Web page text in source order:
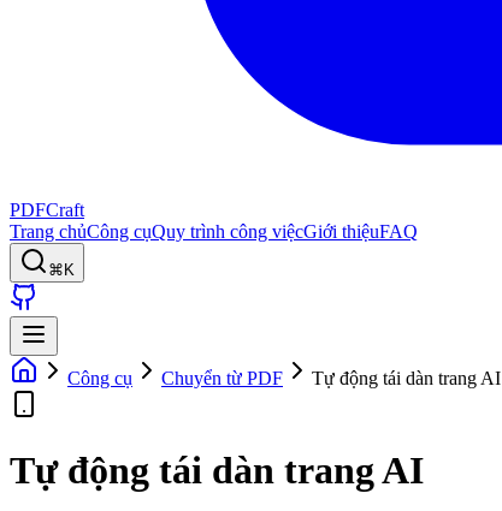
PDFCraft
Trang chủCông cụQuy trình công việcGiới thiệuFAQ
⌘K
Công cụ Chuyển từ PDF Tự động tái dàn trang AI
Tự động tái dàn trang AI